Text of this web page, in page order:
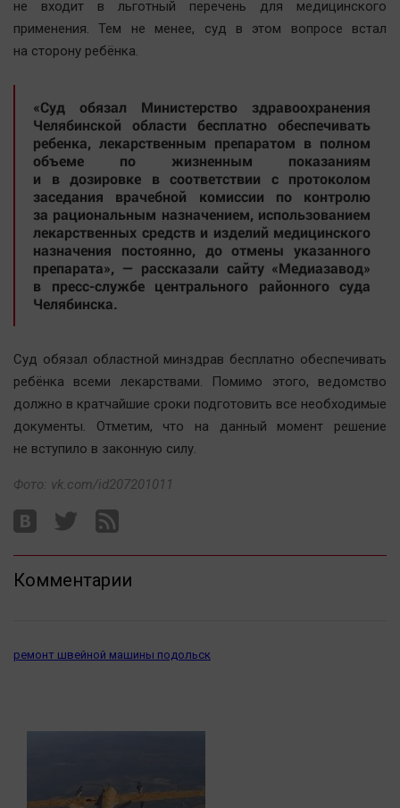
XX век: криминальные уроки
Медиаграмотность
Медицина
Новости компаний
Прогулки по городу Ч
Спецпроект
Статистика
Челябинск космический
Другие рубрики
English version
Online-консультация
Блогеркуль
Быстрый медиазавод
Вкусное
ЖКХ
Народная журналистика
не входит в льготный перечень для медицинского
применения. Тем не менее, суд в этом вопросе встал
на сторону ребёнка.
«Суд обязал Министерство здравоохранения
Челябинской области бесплатно обеспечивать
ребенка, лекарственным препаратом в полном
объеме по жизненным показаниям
и в дозировке в соответствии с протоколом
заседания врачебной комиссии по контролю
за рациональным назначением, использованием
лекарственных средств и изделий медицинского
назначения постоянно, до отмены указанного
препарата», — рассказали сайту «Медиазавод»
в пресс-службе центрального районного суда
Челябинска.
Суд обязал областной минздрав бесплатно обеспечивать
ребёнка всеми лекарствами. Помимо этого, ведомство
должно в кратчайшие сроки подготовить все необходимые
документы. Отметим, что на данный момент решение
не вступило в законную силу.
Фото: vk.com/id207201011
Комментарии
ремонт швейной машины подольск